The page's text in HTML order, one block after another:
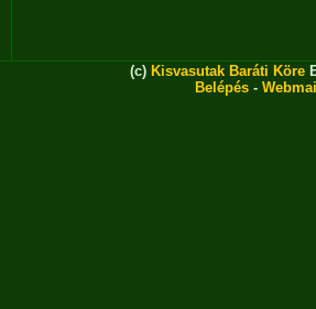
(c) Kisvasutak Baráti Köre
Belépés -